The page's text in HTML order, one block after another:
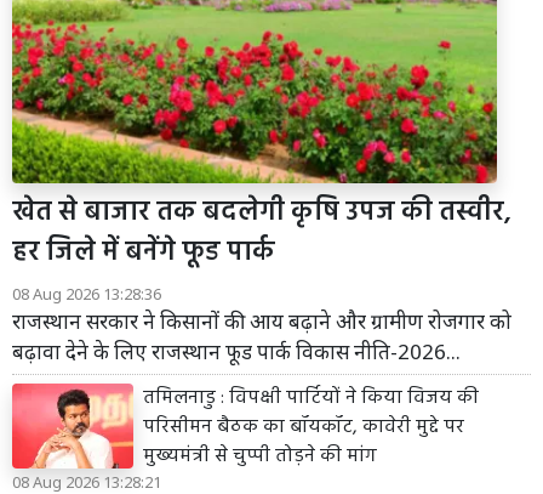
खेत से बाजार तक बदलेगी कृषि उपज की तस्वीर,
हर जिले में बनेंगे फूड पार्क
08 Aug 2026 13:28:36
राजस्थान सरकार ने किसानों की आय बढ़ाने और ग्रामीण रोजगार को
बढ़ावा देने के लिए राजस्थान फूड पार्क विकास नीति-2026...
तमिलनाडु : विपक्षी पार्टियों ने किया विजय की
परिसीमन बैठक का बॉयकॉट, कावेरी मुद्दे पर
मुख्यमंत्री से चुप्पी तोड़ने की मांग
08 Aug 2026 13:28:21